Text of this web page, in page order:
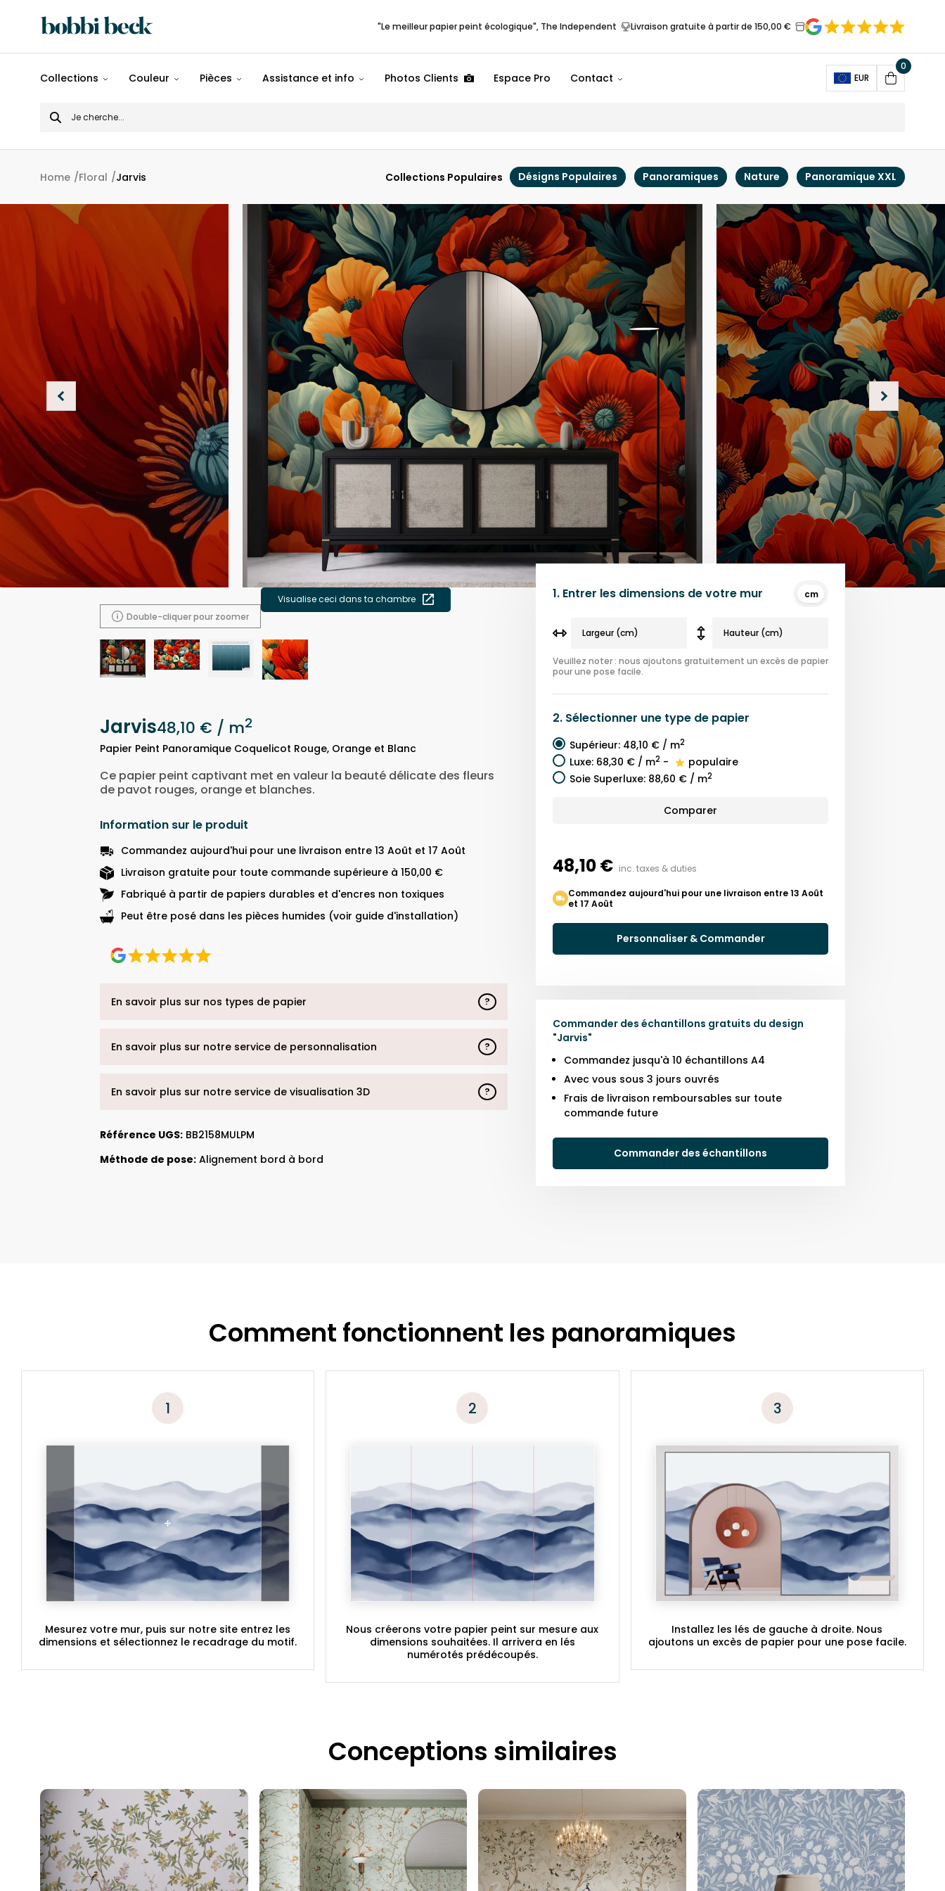
"Le meilleur papier peint écologique", The Independent Livraison gratuite à partir de 150,00 €
Populaires
Panoramiques
Collections Couleur Pièces Assistance et info Photos Clients Espace Pro Contact EUR
Open
Cart
0
Search
for
Home Floral Jarvis Collections Populaires Désigns Populaires Panoramiques Nature Panoramique XXL
Double-cliquer pour zoomer
Visualise ceci dans ta chambre
Jarvis48,10 € / m2
Papier Peint Panoramique Coquelicot Rouge, Orange et Blanc
1. Entrer les dimensions de votre mur cm
Veuillez noter : nous ajoutons gratuitement un excès de papier
pour une pose facile.
2. Sélectionner une type de papier
Supérieur: 48,10 € / m2
Luxe: 68,30 € / m2 -
populaire
Soie Superluxe: 88,60 € / m2
Comparer
48,10 € inc. taxes & duties
Commandez aujourd'hui pour une livraison entre 13 Août
et 17 Août
Personnaliser & Commander
Commander des échantillons gratuits du design
"Jarvis"
Commandez jusqu'à 10 échantillons A4
Avec vous sous 3 jours ouvrés
Frais de livraison remboursables sur toute
commande future
Commander des échantillons
Ce papier peint captivant met en valeur la beauté délicate des fleurs
de pavot rouges, orange et blanches.
Information sur le produit
Commandez aujourd'hui pour une livraison entre 13 Août et 17 Août
Livraison gratuite pour toute commande supérieure à 150,00 €
Fabriqué à partir de papiers durables et d'encres non toxiques
Peut être posé dans les pièces humides (voir guide d'installation)
En savoir plus sur nos types de papier ?
En savoir plus sur notre service de personnalisation ?
En savoir plus sur notre service de visualisation 3D ?
Référence UGS: BB2158MULPM
Méthode de pose: Alignement bord à bord
Comment fonctionnent les panoramiques
1
Mesurez votre mur, puis sur notre site entrez les
dimensions et sélectionnez le recadrage du motif.
2
Nous créerons votre papier peint sur mesure aux
dimensions souhaitées. Il arrivera en lés
numérotés prédécoupés.
3
Installez les lés de gauche à droite. Nous
ajoutons un excès de papier pour une pose facile.
Conceptions similaires